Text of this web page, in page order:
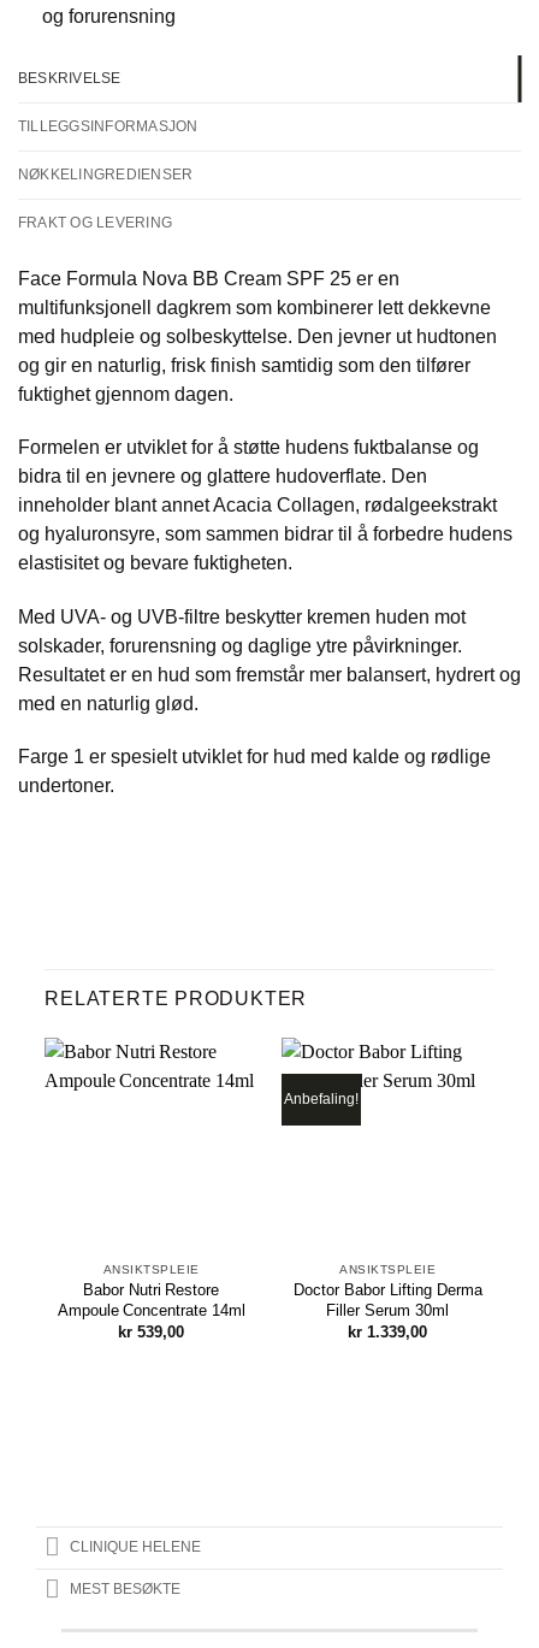
og forurensning
BESKRIVELSE
TILLEGGSINFORMASJON
NØKKELINGREDIENSER
FRAKT OG LEVERING
Face Formula Nova BB Cream SPF 25 er en
multifunksjonell dagkrem som kombinerer lett dekkevne
med hudpleie og solbeskyttelse. Den jevner ut hudtonen
og gir en naturlig, frisk finish samtidig som den tilfører
fuktighet gjennom dagen.
Formelen er utviklet for å støtte hudens fuktbalanse og
bidra til en jevnere og glattere hudoverflate. Den
inneholder blant annet Acacia Collagen, rødalgeekstrakt
og hyaluronsyre, som sammen bidrar til å forbedre hudens
elastisitet og bevare fuktigheten.
Med UVA- og UVB-filtre beskytter kremen huden mot
solskader, forurensning og daglige ytre påvirkninger.
Resultatet er en hud som fremstår mer balansert, hydrert og
med en naturlig glød.
Farge 1 er spesielt utviklet for hud med kalde og rødlige
undertoner.
RELATERTE PRODUKTER
ANSIKTSPLEIE
Babor Nutri Restore
Ampoule Concentrate 14ml
kr 539,00
Anbefaling!
ANSIKTSPLEIE
Doctor Babor Lifting Derma
Filler Serum 30ml
kr 1.339,00
CLINIQUE HELENE
MEST BESØKTE